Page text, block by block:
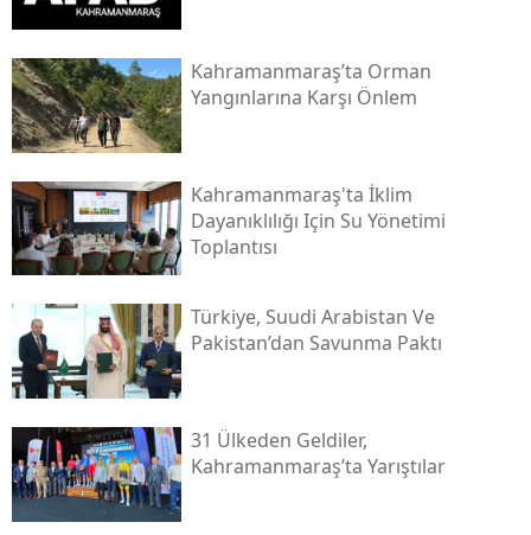
Kahramanmaraş’ta Orman
Yangınlarına Karşı Önlem
Kahramanmaraş'ta İklim
Dayanıklılığı Için Su Yönetimi
Toplantısı
Türkiye, Suudi Arabistan Ve
Pakistan’dan Savunma Paktı
31 Ülkeden Geldiler,
Kahramanmaraş’ta Yarıştılar